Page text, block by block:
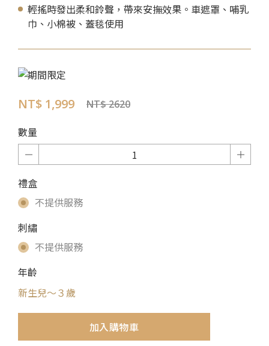
輕搖時發出柔和鈴聲，帶來安撫效果。車遮罩、哺乳
巾、小棉被、蓋毯使用
NT$ 1,999 NT$ 2620
數量
禮盒
不提供服務
刺繡
不提供服務
年齡
新生兒～３歲
加入購物車